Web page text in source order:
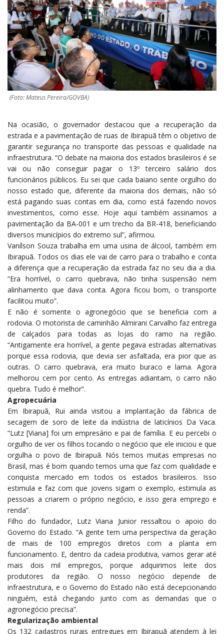
(Foto: Mateus Pereira/GOVBA)
Na ocasião, o governador destacou que a recuperação da
estrada e a pavimentação de ruas de Ibirapuã têm o objetivo de
garantir segurança no transporte das pessoas e qualidade na
infraestrutura. “O debate na maioria dos estados brasileiros é se
vai ou não conseguir pagar o 13º terceiro salário dos
funcionários públicos. Eu sei que cada baiano sente orgulho do
nosso estado que, diferente da maioria dos demais, não só
está pagando suas contas em dia, como está fazendo novos
investimentos, como esse. Hoje aqui também assinamos a
pavimentação da BA-001 e um trecho da BR-418, beneficiando
diversos municípios do extremo sul”, afirmou.
Vanílson Souza trabalha em uma usina de álcool, também em
Ibirapuã. Todos os dias ele vai de carro para o trabalho e conta
a diferença que a recuperação da estrada faz no seu dia a dia.
“Era horrível, o carro quebrava, não tinha suspensão nem
alinhamento que dava conta. Agora ficou bom, o transporte
facilitou muito”.
E não é somente o agronegócio que se beneficia com a
rodovia. O motorista de caminhão Almirani Carvalho faz entrega
de calçados para todas as lojas do ramo na região.
“Antigamente era horrível, a gente pegava estradas alternativas
porque essa rodovia, que devia ser asfaltada, era pior que as
outras. O carro quebrava, era muito buraco e lama. Agora
melhorou cem por cento. As entregas adiantam, o carro não
quebra. Tudo é melhor”.
Agropecuária
Em Ibirapuã, Rui ainda visitou a implantação da fábrica de
secagem de soro de leite da indústria de laticínios Da Vaca.
“Lutz [Viana] foi um empresário e pai de família. E eu percebi o
orgulho de ver os filhos tocando o negócio que ele iniciou e que
orgulha o povo de Ibirapuã. Nós temos muitas empresas no
Brasil, mas é bom quando temos uma que faz com qualidade e
conquista mercado em todos os estados brasileiros. Isso
estimula e faz com que jovens sigam o exemplo, estimula as
pessoas a criarem o próprio negócio, e isso gera emprego e
renda”.
Filho do fundador, Lutz Viana Junior ressaltou o apoio do
Governo do Estado. “A gente tem uma perspectiva da geração
de mais de 100 empregos diretos com a planta em
funcionamento. E, dentro da cadeia produtiva, vamos gerar até
mais dois mil empregos, porque adquirimos leite dos
produtores da região. O nosso negócio depende de
infraestrutura, e o Governo do Estado não está decepcionando
ninguém, está chegando junto com as demandas que o
agronegócio precisa”.
Regularização ambiental
Os 132 cadastros rurais entregues em Ibirapuã atendem à lei